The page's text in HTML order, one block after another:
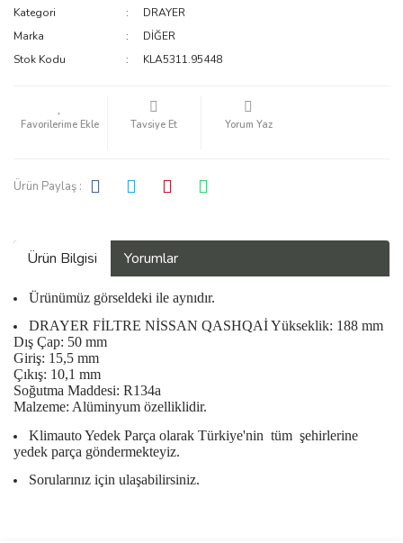
Kategori
DRAYER
Marka
DİĞER
Stok Kodu
KLA5311.95448
Tavsiye Et Yorum Yaz
Ürün Paylaş :
Ürün Bilgisi Yorumlar
Ürünümüz görseldeki ile aynıdır.
DRAYER FİLTRE NİSSAN QASHQAİ Yükseklik: 188 mm
Dış Çap: 50 mm
Giriş: 15,5 mm
Çıkış: 10,1 mm
Soğutma Maddesi: R134a
Malzeme: Alüminyum özelliklidir.
Klimauto Yedek Parça olarak Türkiye'nin tüm şehirlerine
yedek parça göndermekteyiz.
Sorularınız için ulaşabilirsiniz.